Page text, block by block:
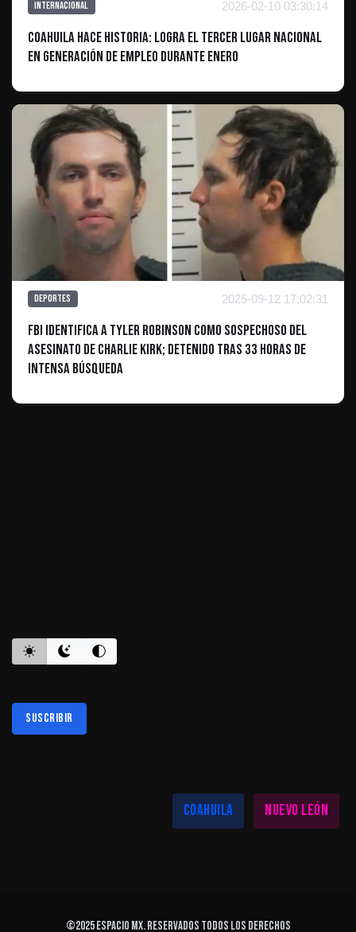
Internacional 2026-02-10 03:30:14
Coahuila hace historia: Logra el tercer lugar nacional
en generación de empleo durante enero
Deportes 2025-09-12 17:02:31
FBI identifica a Tyler Robinson como sospechoso del
asesinato de Charlie Kirk; detenido tras 33 horas de
intensa búsqueda
Suscribir
Coahuila
Nuevo León
©2025ESPACIO MX. Reservados todos los derechos